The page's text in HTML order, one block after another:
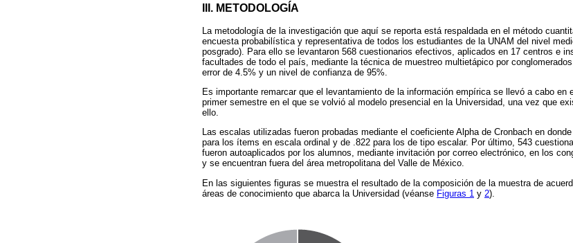
III. METODOLOGÍA
La metodología de la investigación que aquí se reporta está respaldada en el método
encuesta probabilística y representativa de todos los estudiantes de la UNAM del nivel
posgrado). Para ello se levantaron 568 cuestionarios efectivos, aplicados en 17 centros e
facultades de todo el país, mediante la técnica de muestreo multietápico por
error de 4.5% y un nivel de confianza de 95%.
Es importante remarcar que el levantamiento de la información empírica se llevó a cabo en
primer semestre en el que se volvió al modelo presencial en la Universidad, una vez que
ello.
Las escalas utilizadas fueron probadas mediante el coeficiente Alpha de Cronbach en
para los ítems en escala ordinal y de .822 para los de tipo escalar. Por último, 543
fueron autoaplicados por los alumnos, mediante invitación por correo electrónico, en los
y se encuentran fuera del área metropolitana del Valle de México.
En las siguientes figuras se muestra el resultado de la composición de la muestra de
áreas de conocimiento que abarca la Universidad (véanse Figuras 1 y 2).